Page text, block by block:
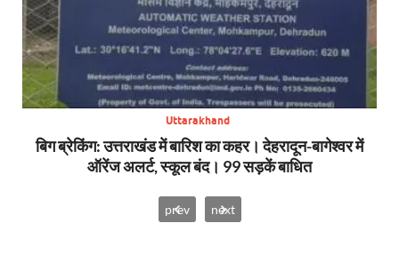
Uttarakhand
बिग ब्रेकिंग: उत्तराखंड में बारिश का कहर। देहरादून-बागेश्वर में
ऑरेंज अलर्ट, स्कूल बंद। 99 सड़कें बाधित
prev next